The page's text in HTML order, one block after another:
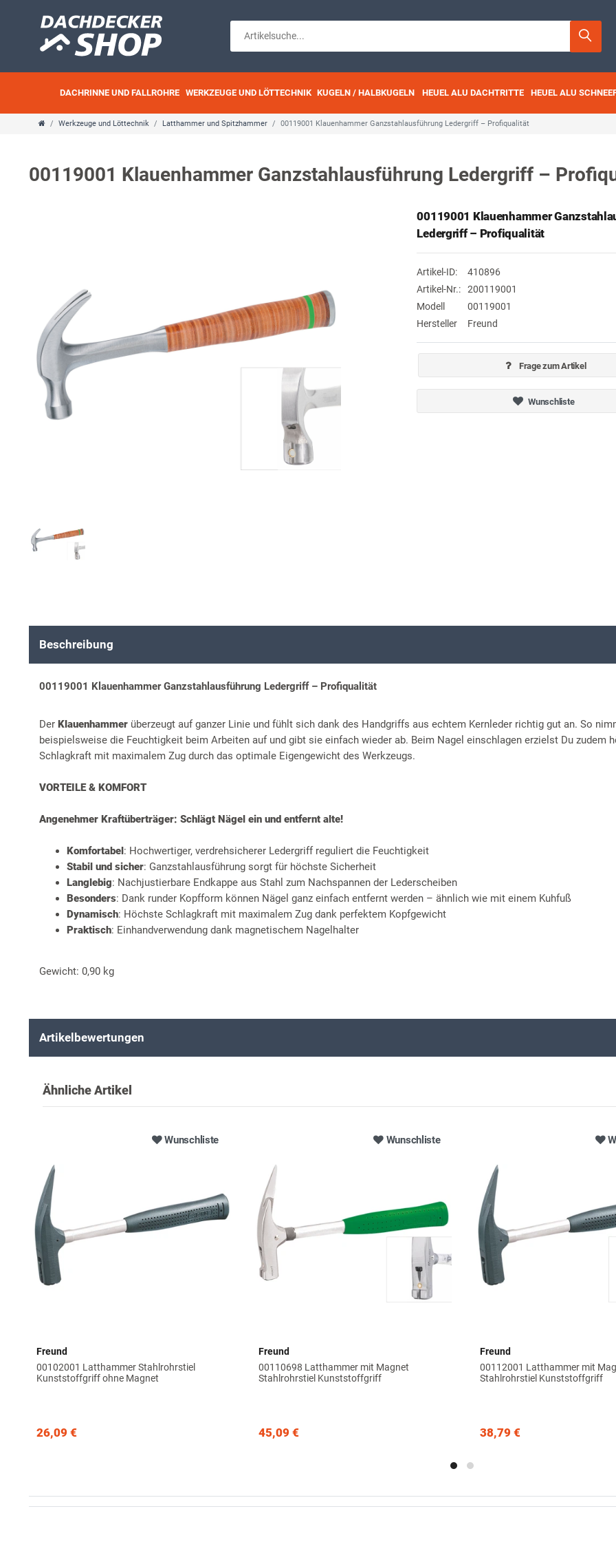
DACHRINNE UND FALLROHRE WERKZEUGE UND LÖTTECHNIK KUGELN / HALBKUGELN HEUEL ALU DACHTRITTE HEUEL ALU
Werkzeuge und Löttechnik Latthammer und Spitzhammer 00119001 Klauenhammer Ganzstahlausführung Ledergriff – Profiqualität
00119001 Klauenhammer Ganzstahlausführung Ledergriff –
00119001 Klauenhammer
Ledergriff – Profiqualität
Artikel-ID:
410896
Artikel-Nr.:
200119001
Modell
00119001
Hersteller
Freund
Frage zum Artikel
Wunschliste
Beschreibung
00119001 Klauenhammer Ganzstahlausführung Ledergriff – Profiqualität
Der Klauenhammer überzeugt auf ganzer Linie und fühlt sich dank des Handgriffs aus echtem Kernleder richtig gut an. So
beispielsweise die Feuchtigkeit beim Arbeiten auf und gibt sie einfach wieder ab. Beim Nagel einschlagen erzielst Du zudem
Schlagkraft mit maximalem Zug durch das optimale Eigengewicht des Werkzeugs.
VORTEILE & KOMFORT
Angenehmer Kraftüberträger: Schlägt Nägel ein und entfernt alte!
Komfortabel: Hochwertiger, verdrehsicherer Ledergriff reguliert die Feuchtigkeit
Stabil und sicher: Ganzstahlausführung sorgt für höchste Sicherheit
Langlebig: Nachjustierbare Endkappe aus Stahl zum Nachspannen der Lederscheiben
Besonders: Dank runder Kopfform können Nägel ganz einfach entfernt werden – ähnlich wie mit einem Kuhfuß
Dynamisch: Höchste Schlagkraft mit maximalem Zug dank perfektem Kopfgewicht
Praktisch: Einhandverwendung dank magnetischem Nagelhalter
Gewicht: 0,90 kg
Artikelbewertungen
Ähnliche Artikel
Wunschliste
Freund
00102001 Latthammer Stahlrohrstiel
Kunststoffgriff ohne Magnet
26,09 €
Wunschliste
Freund
00110698 Latthammer mit Magnet
Stahlrohrstiel Kunststoffgriff
45,09 €
Freund
00112001 Latthammer mit
Stahlrohrstiel Kunststoffgriff
38,79 €